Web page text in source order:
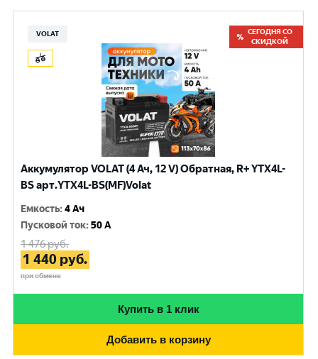
VOLAT
СЕГОДНЯ СО
СКИДКОЙ
Аккумулятор VOLAT (4 Ач, 12 V) Обратная, R+ YTX4L-
BS арт.YTX4L-BS(MF)Volat
Емкость:4 Ач
Пусковой ток:50 A
1 476руб.
1 440 руб.
при обмене
Купить в 1 клик
Добавить в корзину